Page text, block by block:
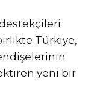
Türkiye,
yeni bir